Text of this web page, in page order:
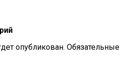
опубликован. Обязательные